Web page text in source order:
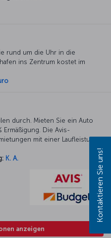
rund um die Uhr in die
ins Zentrum kostet im
durch. Mieten Sie ein Auto
Die Avis-
mit einer Laufleistung
K. A.
anzeigen
Kontaktieren Sie uns!